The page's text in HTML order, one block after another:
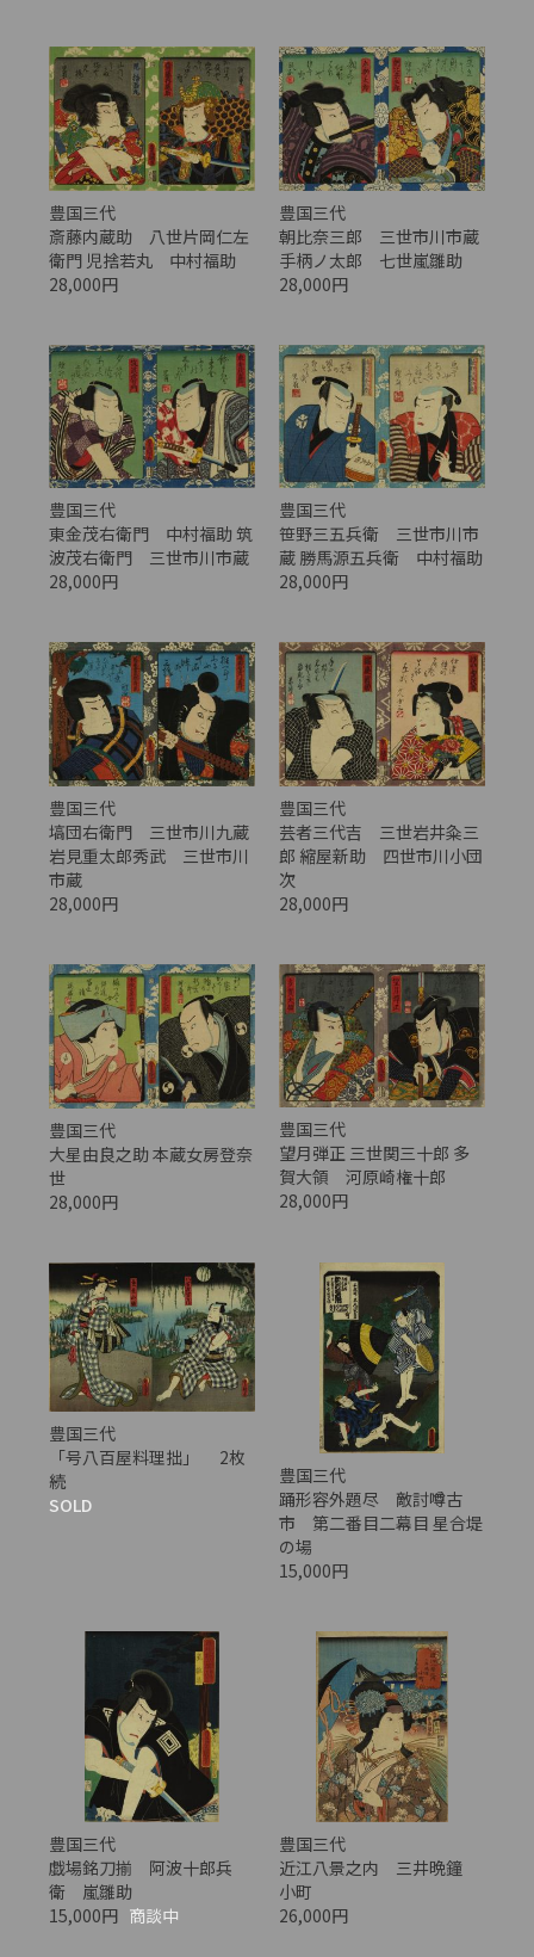
豊国三代
斎藤内蔵助 八世片岡仁左
衛門 児捨若丸 中村福助
28,000円
豊国三代
朝比奈三郎 三世市川市蔵
手柄ノ太郎 七世嵐雛助
28,000円
豊国三代
東金茂右衛門 中村福助 筑
波茂右衛門 三世市川市蔵
28,000円
豊国三代
笹野三五兵衛 三世市川市
蔵 勝馬源五兵衛 中村福助
28,000円
豊国三代
塙団右衛門 三世市川九蔵
岩見重太郎秀武 三世市川
市蔵
28,000円
豊国三代
芸者三代吉 三世岩井粂三
郎 縮屋新助 四世市川小団
次
28,000円
豊国三代
大星由良之助 本蔵女房登奈
世
28,000円
豊国三代
望月弾正 三世関三十郎 多
賀大領 河原崎権十郎
28,000円
豊国三代
「号八百屋料理拙」 2枚
続
SOLD
豊国三代
踊形容外題尽 敵討噂古
市 第二番目二幕目 星合堤
の場
15,000円
豊国三代
戯場銘刀揃 阿波十郎兵
衛 嵐雛助
15,000円 商談中
豊国三代
近江八景之内 三井晩鐘
小町
26,000円